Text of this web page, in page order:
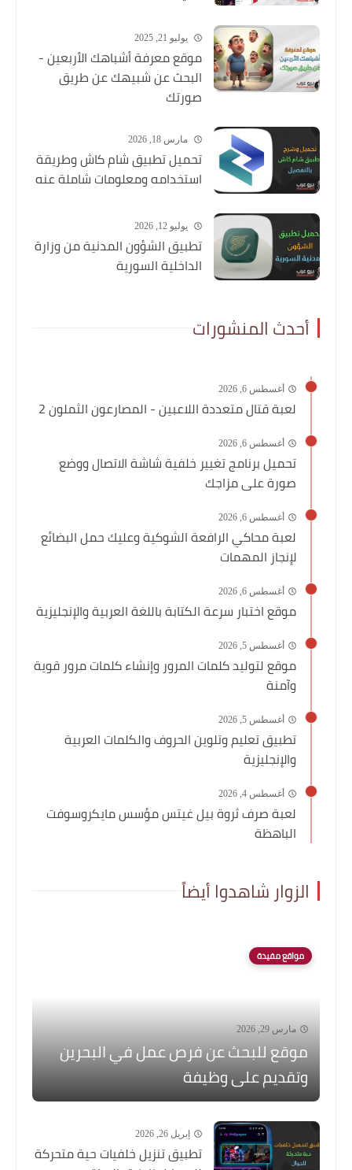
يوليو 21, 2025
موقع معرفة أشباهك الأربعين -
البحث عن شبيهك عن طريق
صورتك
مارس 18, 2026
تحميل تطبيق شام كاش وطريقة
استخدامه ومعلومات شاملة عنه
يوليو 12, 2026
تطبيق الشؤون المدنية من وزارة
الداخلية السورية
أحدث المنشورات
أغسطس 6, 2026
لعبة قتال متعددة اللاعبين - المصارعون الثملون 2
أغسطس 6, 2026
تحميل برنامج تغيير خلفية شاشة الاتصال ووضع
صورة على مزاجك
أغسطس 6, 2026
لعبة محاكي الرافعة الشوكية وعليك حمل البضائع
لإنجاز المهمات
أغسطس 6, 2026
موقع اختبار سرعة الكتابة باللغة العربية والإنجليزية
أغسطس 5, 2026
موقع لتوليد كلمات المرور وإنشاء كلمات مرور قوية
وآمنة
أغسطس 5, 2026
تطبيق تعليم وتلوين الحروف والكلمات العربية
والإنجليزية
أغسطس 4, 2026
لعبة صرف ثروة بيل غيتس مؤسس مايكروسوفت
الباهظة
الزوار شاهدوا أيضاً
مواقع مفيدة
مارس 29, 2026
موقع للبحث عن فرص عمل في البحرين
وتقديم على وظيفة
إبريل 26, 2026
تطبيق تنزيل خلفيات حية متحركة